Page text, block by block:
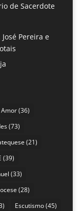
de Sacerdote
Pereira e
Amor(36)
(73)
(21)
(39)
(33)
(28)
Escutismo(45)